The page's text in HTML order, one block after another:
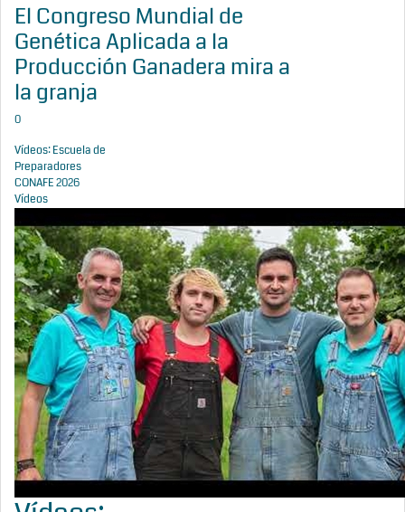
El Congreso Mundial de
Genética Aplicada a la
Producción Ganadera mira a
la granja
0
Vídeos: Escuela de
Preparadores
CONAFE 2026
Vídeos